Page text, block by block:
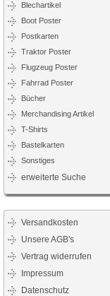
Blechartikel
Boot Poster
Postkarten
Traktor Poster
Flugzeug Poster
Fahrrad Poster
Bücher
Merchandising Artikel
T-Shirts
Bastelkarten
Sonstiges
erweiterte Suche
Versandkosten
Unsere AGB's
Vertrag widerrufen
Impressum
Datenschutz